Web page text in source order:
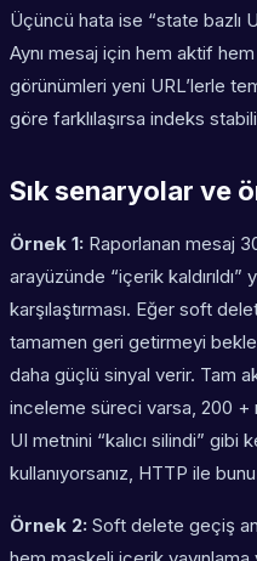
Üçüncü hata ise “state bazlı
Aynı mesaj için hem aktif
görünümleri yeni URL’lerle
göre farklılaşırsa indeks
Sık senaryolar ve
Örnek 1: Raporlanan mesaj
arayüzünde “içerik
karşılaştırması. Eğer soft
tamamen geri getirmeyi
daha güçlü sinyal verir. Tam
inceleme süreci varsa, 200 +
UI metnini “kalıcı silindi” gibi
kullanıyorsanız, HTTP ile
Örnek 2: Soft delete geçiş